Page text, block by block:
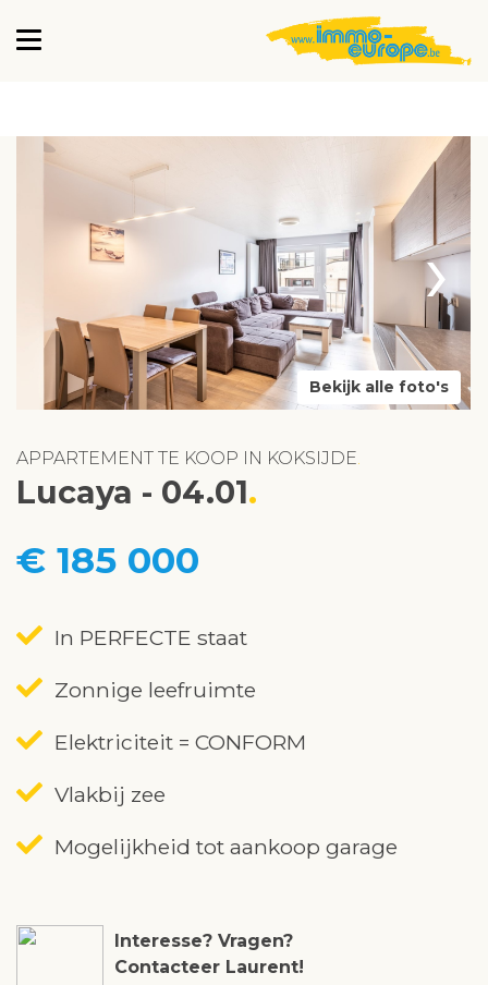
›
Bekijk alle foto's
APPARTEMENT TE KOOP IN KOKSIJDE
Lucaya - 04.01
€ 185 000
In PERFECTE staat
Zonnige leefruimte
Elektriciteit = CONFORM
Vlakbij zee
Mogelijkheid tot aankoop garage
Interesse? Vragen?
Contacteer Laurent!